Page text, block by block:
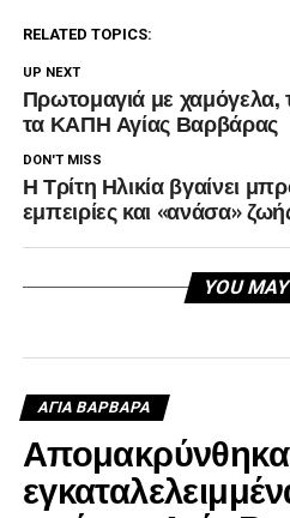
RELATED TOPICS:
UP NEXT
Πρωτομαγιά με χαμόγελα,
τα ΚΑΠΗ Αγίας Βαρβάρας
DON'T MISS
Η Τρίτη Ηλικία βγαίνει
εμπειρίες και «ανάσα»
YOU
ΑΓΙΑ ΒΑΡΒΑΡΑ